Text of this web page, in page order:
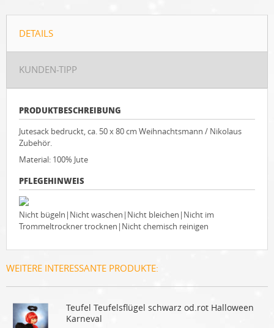
DETAILS
KUNDEN-TIPP
PRODUKTBESCHREIBUNG
Jutesack bedruckt, ca. 50 x 80 cm Weihnachtsmann / Nikolaus
Zubehör.
Material: 100% Jute
PFLEGEHINWEIS
Nicht bügeln|Nicht waschen|Nicht bleichen|Nicht im
Trommeltrockner trocknen|Nicht chemisch reinigen
WEITERE INTERESSANTE PRODUKTE:
Teufel Teufelsflügel schwarz od.rot Halloween
Karneval